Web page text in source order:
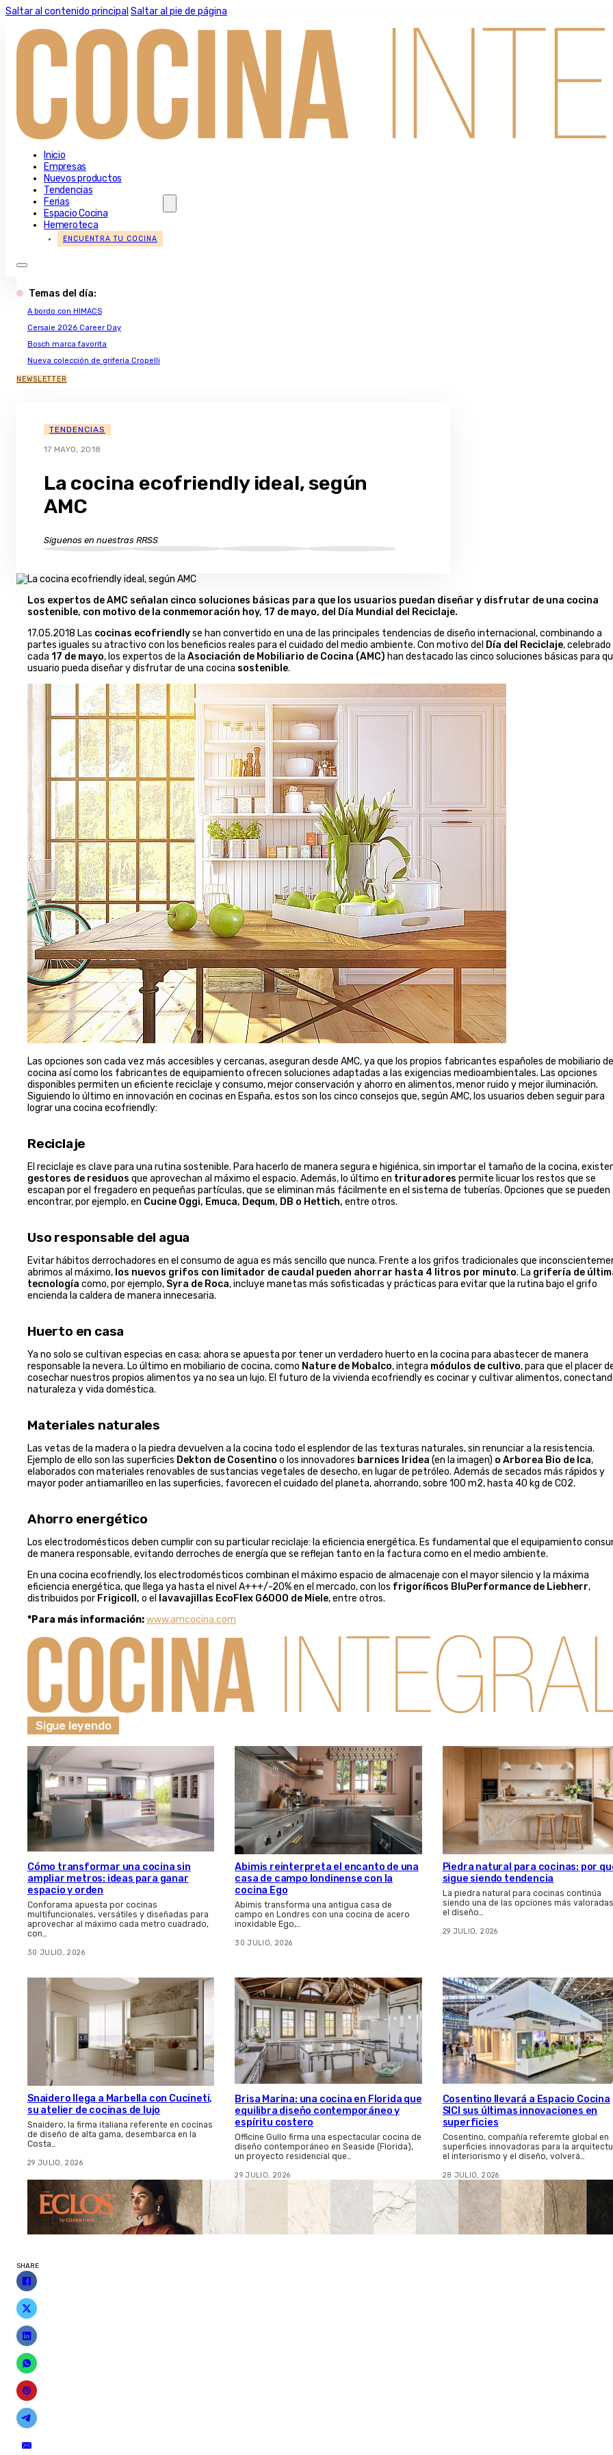
Saltar al contenido principal Saltar al pie de página
Inicio
Empresas
Nuevos productos
Tendencias
Ferias
Espacio Cocina
Hemeroteca
ENCUENTRA TU COCINA
Temas del día:
A bordo con HIMACS
Cersaie 2026 Career Day
Bosch marca favorita
Nueva colección de grifería Cropelli
NEWSLETTER
TENDENCIAS
17 MAYO, 2018
La cocina ecofriendly ideal, según
AMC
Síguenos en nuestras RRSS
Los expertos de AMC señalan cinco soluciones básicas para que los usuarios puedan diseñar y disfrutar de una cocina
sostenible, con motivo de la conmemoración hoy, 17 de mayo, del Día Mundial del Reciclaje.
17.05.2018 Las cocinas ecofriendlyse han convertido en una de las principales tendencias de diseño internacional, combinando a
partes iguales su atractivo con los beneficios reales para el cuidado del medio ambiente. Con motivo del Día del Reciclaje, celebrado
cada 17 de mayo, los expertos de la Asociación de Mobiliario de Cocina (AMC) han destacado las cinco soluciones básicas para
usuario pueda diseñar y disfrutar de una cocina sostenible.
Las opciones son cada vez más accesibles y cercanas, aseguran desde AMC, ya que los propios fabricantes españoles de mobiliario de
cocina así como los fabricantes de equipamiento ofrecen soluciones adaptadas a las exigencias medioambientales. Las opciones
disponibles permiten un eficiente reciclaje y consumo, mejor conservación y ahorro en alimentos, menor ruido y mejor iluminación.
Siguiendo lo último en innovación en cocinas en España, estos son los cinco consejos que, según AMC, los usuarios deben seguir para
lograr una cocina ecofriendly:
Reciclaje
El reciclaje es clave para una rutina sostenible. Para hacerlo de manera segura e higiénica, sin importar el tamaño de la cocina,
gestores de residuos que aprovechan al máximo el espacio. Además, lo último en trituradores permite licuar los restos que se
escapan por el fregadero en pequeñas partículas, que se eliminan más fácilmente en el sistema de tuberías. Opciones que se pueden
encontrar, por ejemplo, en Cucine Oggi, Emuca, Dequm, DB o Hettich, entre otros.
Uso responsable del agua
Evitar hábitos derrochadores en el consumo de agua es más sencillo que nunca. Frente a los grifos tradicionales que
abrimos al máximo, los nuevos grifos con limitador de caudal pueden ahorrar hasta 4 litros por minuto. La grifería de
tecnología como, por ejemplo, Syra de Roca, incluye manetas más sofisticadas y prácticas para evitar que la rutina bajo el grifo
encienda la caldera de manera innecesaria.
Huerto en casa
Ya no solo se cultivan especias en casa; ahora se apuesta por tener un verdadero huerto en la cocina para abastecer de manera
responsable la nevera. Lo último en mobiliario de cocina, como Nature de Mobalco, integra módulos de cultivo, para que el placer
cosechar nuestros propios alimentos ya no sea un lujo. El futuro de la vivienda ecofriendly es cocinar y cultivar alimentos,
naturaleza y vida doméstica.
Materiales naturales
Las vetas de la madera o la piedra devuelven a la cocina todo el esplendor de las texturas naturales, sin renunciar a la resistencia.
Ejemplo de ello son las superficies Dekton de Cosentino o los innovadores barnices Iridea (en la imagen) o Arborea Bio de Ica,
elaborados con materiales renovables de sustancias vegetales de desecho, en lugar de petróleo. Además de secados más rápidos y
mayor poder antiamarilleo en las superficies, favorecen el cuidado del planeta, ahorrando, sobre 100 m2, hasta 40 kg de CO2.
Ahorro energético
Los electrodomésticos deben cumplir con su particular reciclaje: la eficiencia energética. Es fundamental que el equipamiento
de manera responsable, evitando derroches de energía que se reflejan tanto en la factura como en el medio ambiente.
En una cocina ecofriendly, los electrodomésticos combinan el máximo espacio de almacenaje con el mayor silencio y la máxima
eficiencia energética, que llega ya hasta el nivel A+++/-20% en el mercado, con los frigoríficos BluPerformance de Liebherr,
distribuidos por Frigicoll, o el lavavajillas EcoFlex G6000 de Miele, entre otros.
*Para más información:www.amcocina.com
Sigue leyendo
Cómo transformar una cocina sin
ampliar metros: ideas para ganar
espacio y orden
Conforama apuesta por cocinas
multifuncionales, versátiles y diseñadas para
aprovechar al máximo cada metro cuadrado,
con…
30 JULIO, 2026
Abimis reinterpreta el encanto de una
casa de campo londinense con la
cocina Ego
Abimis transforma una antigua casa de
campo en Londres con una cocina de acero
inoxidable Ego,…
30 JULIO, 2026
Piedra natural para cocinas: por
sigue siendo tendencia
La piedra natural para cocinas continúa
siendo una de las opciones más
el diseño…
29 JULIO, 2026
Snaidero llega a Marbella con Cucineti,
su atelier de cocinas de lujo
Snaidero, la firma italiana referente en cocinas
de diseño de alta gama, desembarca en la
Costa…
29 JULIO, 2026
Brisa Marina: una cocina en Florida que
equilibra diseño contemporáneo y
espíritu costero
Officine Gullo firma una espectacular cocina de
diseño contemporáneo en Seaside (Florida),
un proyecto residencial que…
29 JULIO, 2026
Cosentino llevará a Espacio Cocina
SICI sus últimas innovaciones en
superficies
Cosentino, compañía referemte global en
superficies innovadoras para la
el interiorismo y el diseño, volverá…
28 JULIO, 2026
SHARE